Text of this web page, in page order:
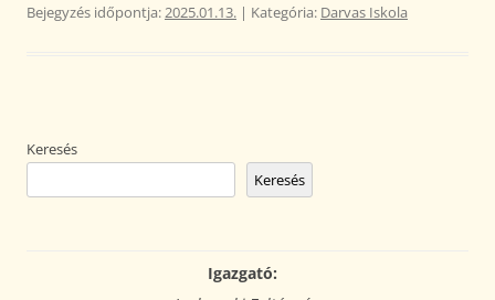
Bejegyzés időpontja:2025.01.13. | Kategória: Darvas Iskola
Keresés
Keresés
Igazgató: